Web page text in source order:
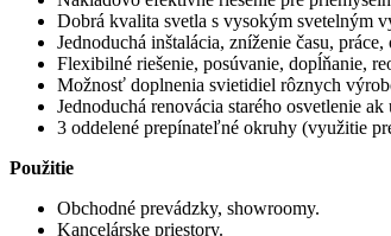
Dobrá kvalita svetla s vysokým svetelným
Jednoduchá inštalácia, zníženie času,
Flexibilné riešenie, posúvanie, dopĺňanie,
Možnosť doplnenia svietidiel rôznych
Jednoduchá renovácia starého osvetlenie
3 oddelené prepínateľné okruhy (využitie
Použitie
Obchodné prevádzky, showroomy.
Kancelárske priestory.